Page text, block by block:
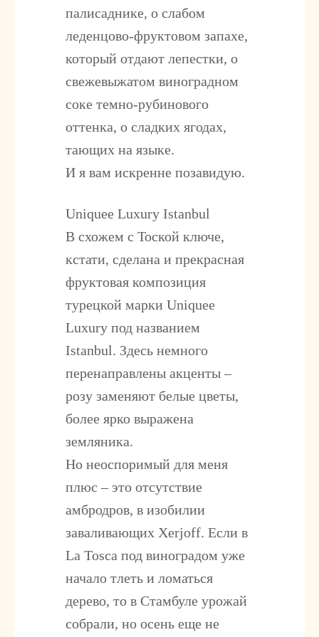
палисаднике, о слабом
леденцово-фруктовом запахе,
который отдают лепестки, о
свежевыжатом виноградном
соке темно-рубинового
оттенка, о сладких ягодах,
тающих на языке.
И я вам искренне позавидую.
Uniquee Luxury Istanbul
В схожем с Тоской ключе,
кстати, сделана и прекрасная
фруктовая композиция
турецкой марки Uniquee
Luxury под названием
Istanbul. Здесь немного
перенаправлены акценты –
розу заменяют белые цветы,
более ярко выражена
земляника.
Но неоспоримый для меня
плюс – это отсутствие
амбродров, в изобилии
заваливающих Xerjoff. Если в
La Tosca под виноградом уже
начало тлеть и ломаться
дерево, то в Стамбуле урожай
собрали, но осень еще не